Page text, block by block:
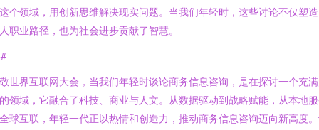
个领域，用创新思维解决现实问题。当我们年轻时，这些讨论不仅塑
职业路径，也为社会进步贡献了智慧。
世界互联网大会，当我们年轻时谈论商务信息咨询，是在探讨一个充
领域，它融合了科技、商业与人文。从数据驱动到战略赋能，从本地
球互联，年轻一代正以热情和创造力，推动商务信息咨询迈向新高度